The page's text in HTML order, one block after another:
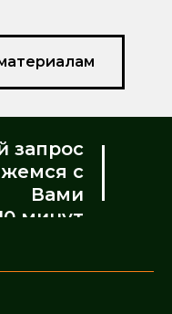
запрос
с
Вами
минут